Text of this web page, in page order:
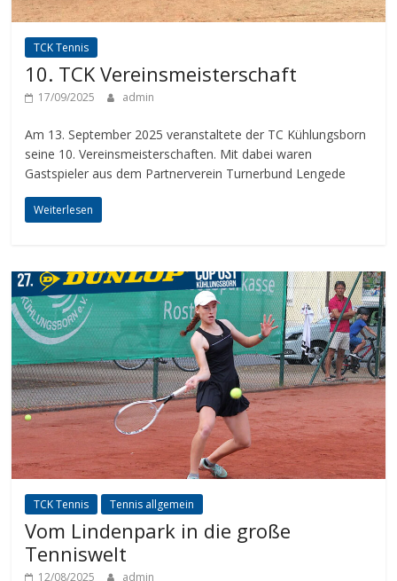
TCK Tennis
10. TCK Vereinsmeisterschaft
17/09/2025 admin
Am 13. September 2025 veranstaltete der TC Kühlungsborn
seine 10. Vereinsmeisterschaften. Mit dabei waren
Gastspieler aus dem Partnerverein Turnerbund Lengede
Weiterlesen
TCK Tennis Tennis allgemein
Vom Lindenpark in die große
Tenniswelt
12/08/2025 admin